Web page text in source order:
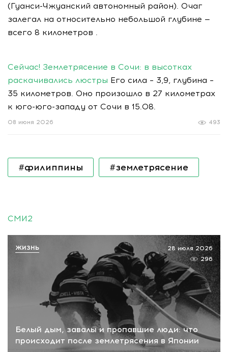
(Гуанси-Чжуанский автономный район). Очаг
залегал на относительно небольшой глубине —
всего 8 километров .
Сейчас! Землетрясение в Сочи: в высотках
раскачивались люстры Его сила – 3,9, глубина –
35 километров. Оно произошло в 27 километрах
к юго-юго-западу от Сочи в 15.08.
493
08 июня 2026
#филиппины #землетрясение
СМИ2
Белый дым, завалы и пропавшие люди: что
происходит после землетрясения в Японии
28 июля 2026
296
ЖИЗНЬ